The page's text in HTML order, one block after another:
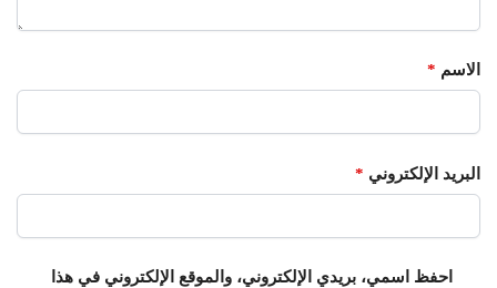
الاسم *
البريد الإلكتروني *
احفظ اسمي، بريدي الإلكتروني، والموقع الإلكتروني في هذا